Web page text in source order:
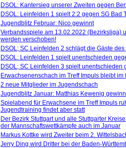
DSOL: Kantersieg unserer Zweiten gegen
DSOL: Leinfelden 1 spielt 2:2 gegen SG Bad
Jugendblitz Februar: Nico gewinnt
Verbandsspiele am 13.02.2022 (Bezirksliga)
werden verschoben!
DSOL; SC Leinfelden 2 schlägt die Gäste
DSOL: Leinfelden 1 spielt unentschieden
DSOL; SC Leinfelden 3 spielt unentschieden
Erwachsenenschach im Treff Impuls bleibt
2 neue Mitglieder im Jugendschach
Jugendblitz Januar: Matthias Kewenig
Spielabend für Erwachsene im Treff Impuls
Jugendtraining findet aber statt
Der Bezirk Stuttgart und alle Stuttgarter
der Mannschaftswettkämpfe auch im Januar
Markus Kottke wird Zweiter beim 2.
Jerry Ding wird Dritter bei der Baden-